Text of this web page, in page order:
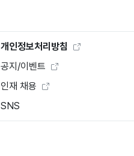
개인정보처리방침
공지/이벤트
인재 채용
SNS